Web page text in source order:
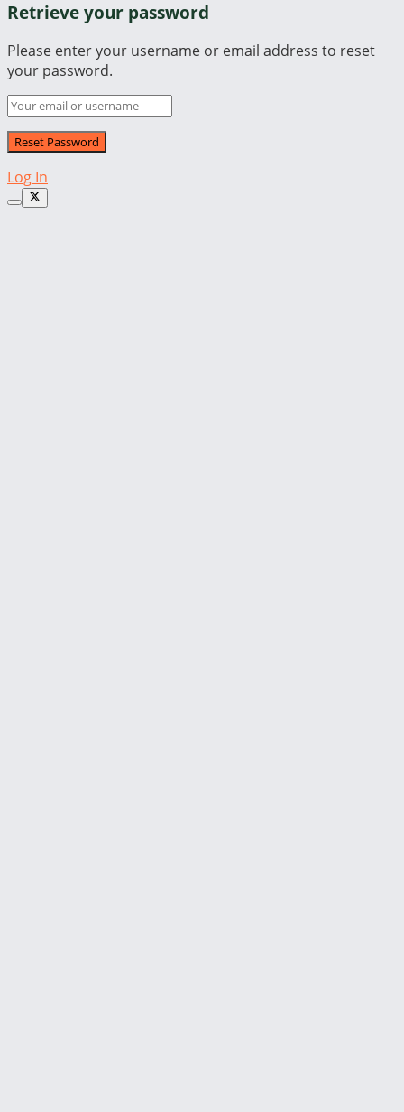
Retrieve your password
Please enter your username or email address to reset
your password.
Log In